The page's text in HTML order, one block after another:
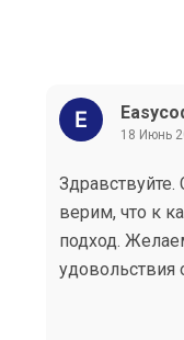
18 Июнь
верим, что к
подход.
удовольствия